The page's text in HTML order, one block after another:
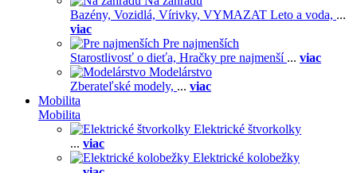
Bazény, Vozidlá, Vírivky, VYMAZAT Leto a voda, ...
viac
Pre najmenších
Starostlivosť o dieťa, Hračky pre najmenší ... viac
Modelárstvo
Zberateľské modely, ... viac
Mobilita
Mobilita
Elektrické štvorkolky
... viac
Elektrické kolobežky